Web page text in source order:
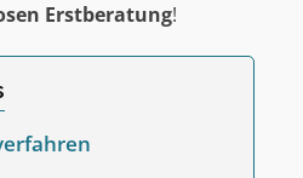
Erstberatung!